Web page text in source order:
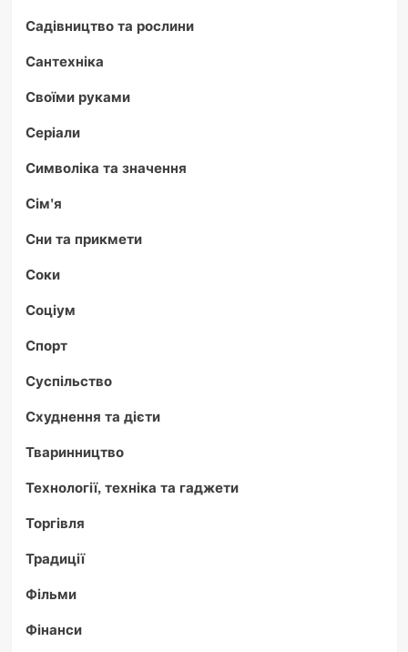
Садівництво та рослини
Сантехніка
Своїми руками
Серіали
Символіка та значення
Сім'я
Сни та прикмети
Соки
Соціум
Спорт
Суспільство
Схуднення та дієти
Тваринництво
Технології, техніка та гаджети
Торгівля
Традиції
Фільми
Фінанси